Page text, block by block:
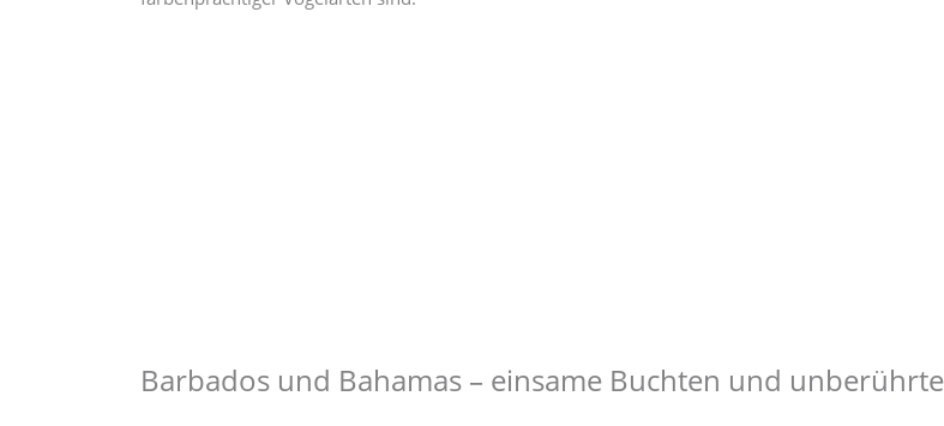
Barbados und Bahamas – einsame Buchten und